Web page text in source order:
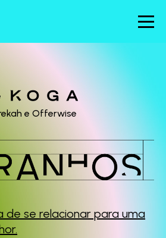
e Offerwise
de se relacionar para uma